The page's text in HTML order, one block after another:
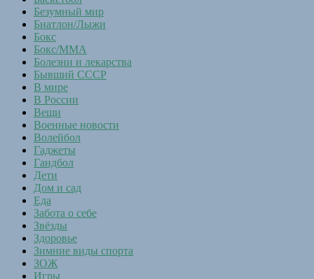
Безумный мир
Биатлон/Лыжи
Бокс
Бокс/MMA
Болезни и лекарства
Бывший СССР
В мире
В России
Вещи
Военные новости
Волейбол
Гаджеты
Гандбол
Дети
Дом и сад
Еда
Забота о себе
Звёзды
Здоровье
Зимние виды спорта
ЗОЖ
Игры